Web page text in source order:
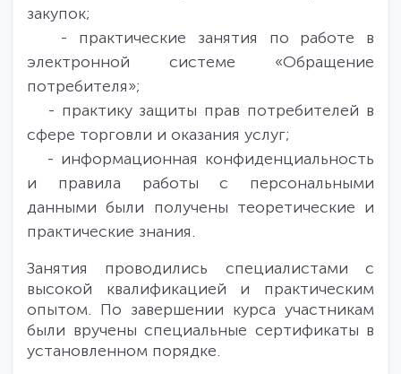
закупок;
- практические занятия по работе в
электронной системе «Обращение
потребителя»;
- практику защиты прав потребителей в
сфере торговли и оказания услуг;
- информационная конфиденциальность
и правила работы с персональными
данными были получены теоретические и
практические знания.
Занятия проводились специалистами с
высокой квалификацией и практическим
опытом. По завершении курса участникам
были вручены специальные сертификаты в
установленном порядке.